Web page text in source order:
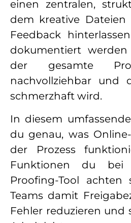
einen zentralen,
dem kreative Dateien
Feedback
dokumentiert werden
der gesamte
nachvollziehbar und
schmerzhaft wird.
In diesem
du genau, was
der Prozess
Funktionen du bei
Proofing-Tool
Teams damit
Fehler reduzieren und